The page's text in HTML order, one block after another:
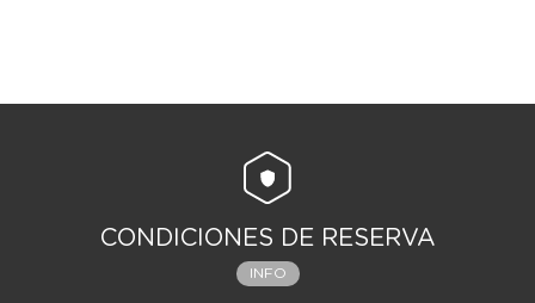
CONDICIONES DE RESERVA
INFO